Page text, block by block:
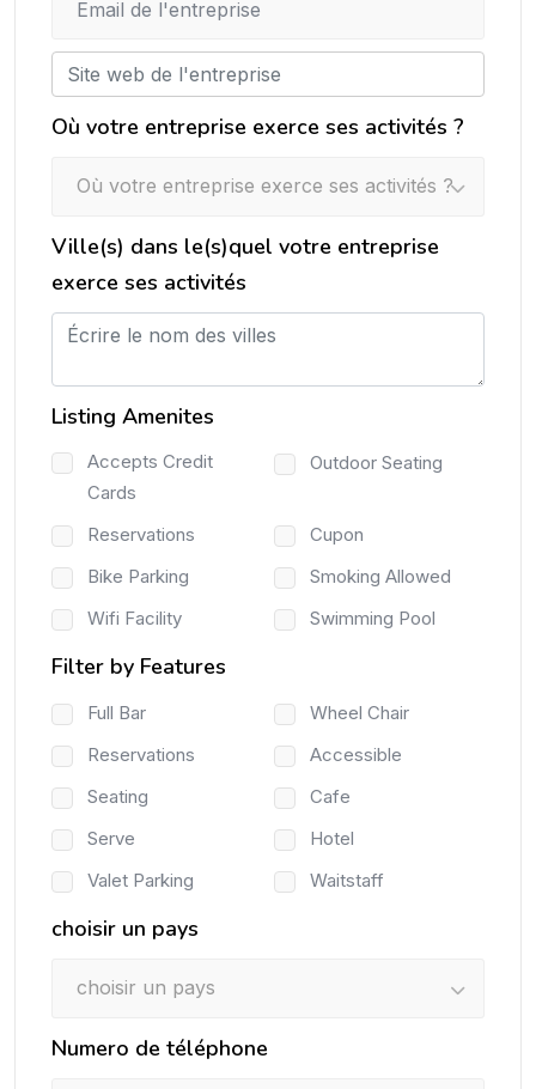
Où votre entreprise exerce ses activités ?
Où votre entreprise exerce ses activités ?
Ville(s) dans le(s)quel votre entreprise
exerce ses activités
Listing Amenites
Accepts Credit
Cards
Outdoor Seating
Reservations
Cupon
Bike Parking
Smoking Allowed
Wifi Facility
Swimming Pool
Filter by Features
Full Bar
Wheel Chair
Reservations
Accessible
Seating
Cafe
Serve
Hotel
Valet Parking
Waitstaff
choisir un pays
choisir un pays
Numero de téléphone